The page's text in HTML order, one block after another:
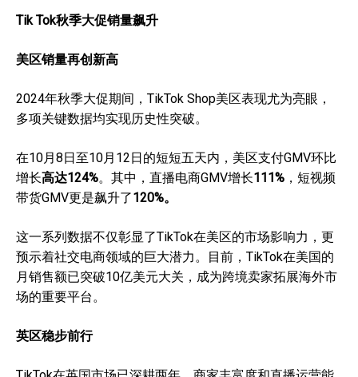
Tik Tok秋季大促销量飙升
美区销量再创新高
2024年秋季大促期间，TikTok Shop美区表现尤为亮眼，
多项关键数据均实现历史性突破。
在10月8日至10月12日的短短五天内，美区支付GMV环比
增长高达124%。其中，直播电商GMV增长111% ，短视频
带货GMV更是飙升了120%。
这一系列数据不仅彰显了TikTok在美区的市场影响力，更
预示着社交电商领域的巨大潜力。目前，TikTok在美国的
月销售额已突破10亿美元大关，成为跨境卖家拓展海外市
场的重要平台。
英区稳步前行